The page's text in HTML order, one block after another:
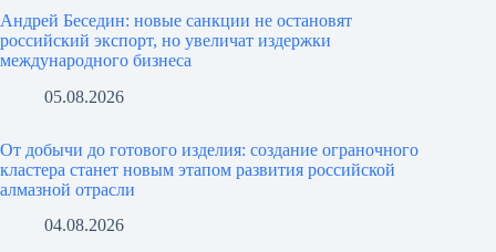
Андрей Беседин: новые санкции не остановят
российский экспорт, но увеличат издержки
международного бизнеса
05.08.2026
От добычи до готового изделия: создание ограночного
кластера станет новым этапом развития российской
алмазной отрасли
04.08.2026